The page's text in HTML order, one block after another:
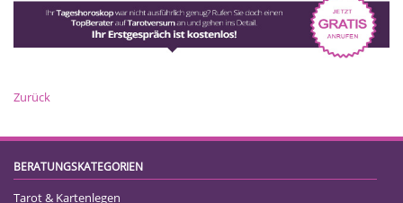
Zurück
BERATUNGSKATEGORIEN
Tarot & Kartenlegen